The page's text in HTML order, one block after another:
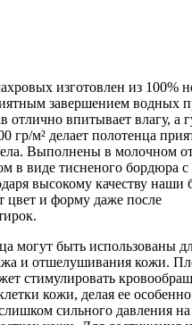
изготовлен из 100%
завершением водных
отлично впитывает влагу, а
гр/м² делает полотенца
Выполнены в молочном
в виде тисненого бордюра с
высокому качеству наши
цвет и форму даже после
могут быть использованы
и отшелушивания кожи.
стимулировать
кожи, делая ее
сильного давления